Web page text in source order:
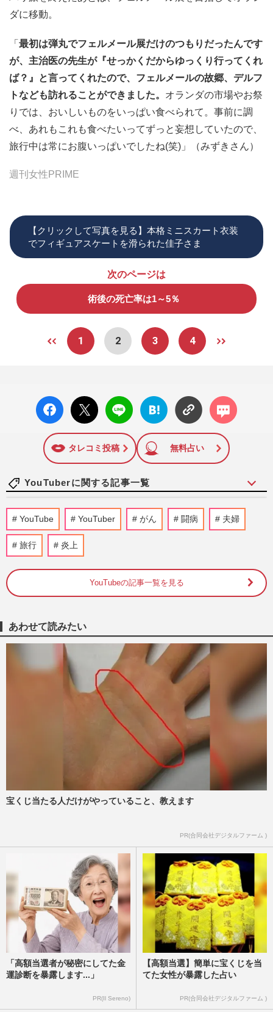
ダに移動。
「 最初は弾丸でフェルメール展だけのつもりだったんです
が、主治医の先生が『せっかくだからゆっくり行ってくれ
ば？』と言ってくれたので、フェルメールの故郷、デルフ
トなども訪れることができました。 オランダの市場やお祭
りでは、おいしいものをいっぱい食べられて。事前に調
べ、あれもこれも食べたいってずっと妄想していたので、
旅行中は常にお腹いっぱいでしたね(笑)」（みずきさん）
週刊女性PRIME
【クリックして写真を見る】本格ミニスカート衣装
でフィギュアスケートを滑られた佳子さま
次のページは
術後の死亡率は1～5％
1 2 3 4
facebo
ok い
X ポス
ト
LINE
はてな
ブック
に追加
コメン
ト
タレコミ投稿 無料占い
YouTuberに関する記事一覧
『BE:FIRST』三山凌輝&趣里、結婚と妊
娠を同時報告も「両親はじめ…」異例コメ
ントで強調する家族の“円満…
フィギュアスケート・りくりゅうペア、
YouTube開設1日で登録者10万人突破、編
週刊女性PRIME
元『BE:FIRST』三山凌輝、元宝塚女優と
の報道で《こうなると思ってた》“呆れ
声”が続出、美人YouTuberとの…
週刊女性PRIME 2026/7/23
《セブン-イレブンで発売》HIKAKIN新カ
ップ麺・カレー味の『みそきん』発表、
YouTubeでは川越シェフとアレ…
2026/7/13
家族系YouTuber『ばつまる夫婦』飲酒運
YouTube YouTuber がん 闘病 夫婦
旅行 炎上
YouTubeの記事一覧を見る
あわせて読みたい
宝くじ当たる人だけがやっていること、教えます
PR(合同会社デジタルファーム )
「高額当選者が秘密にしてた金
運診断を暴露します...」
PR(Il Sereno)
【高額当選】簡単に宝くじを当
てた女性が暴露した占い
PR(合同会社デジタルファーム )